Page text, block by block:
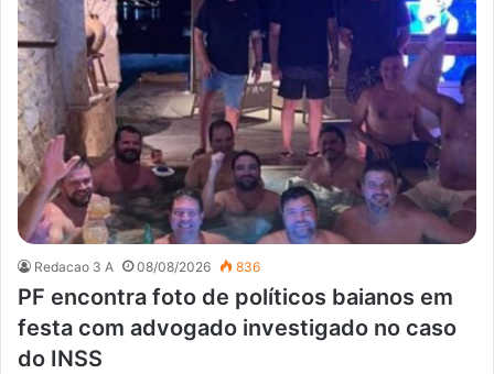
Redacao 3 A 08/08/2026 836
PF encontra foto de políticos baianos em
festa com advogado investigado no caso
do INSS